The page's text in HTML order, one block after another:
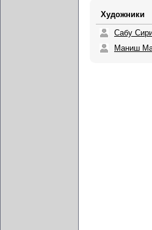
Художники
Сабу
Маниш